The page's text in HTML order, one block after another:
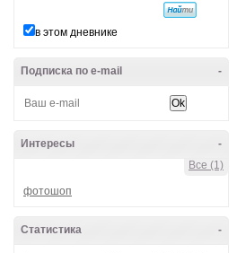
в этом дневнике
-
Подписка по e-mail
-
Интересы
Все (1)
фотошоп
-
Статистика